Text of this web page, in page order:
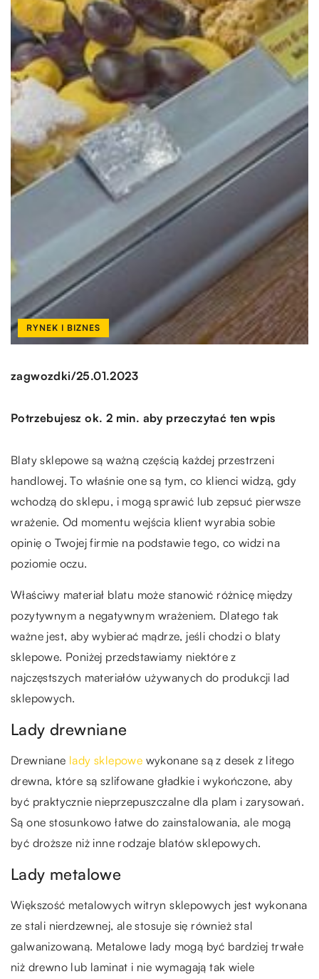
RYNEK I BIZNES
zagwozdki/25.01.2023
Potrzebujesz ok. 2 min. aby przeczytać ten wpis
Blaty sklepowe są ważną częścią każdej przestrzeni
handlowej. To właśnie one są tym, co klienci widzą, gdy
wchodzą do sklepu, i mogą sprawić lub zepsuć pierwsze
wrażenie. Od momentu wejścia klient wyrabia sobie
opinię o Twojej firmie na podstawie tego, co widzi na
poziomie oczu.
Właściwy materiał blatu może stanowić różnicę między
pozytywnym a negatywnym wrażeniem. Dlatego tak
ważne jest, aby wybierać mądrze, jeśli chodzi o blaty
sklepowe. Poniżej przedstawiamy niektóre z
najczęstszych materiałów używanych do produkcji lad
sklepowych.
Lady drewniane
Drewniane lady sklepowe wykonane są z desek z litego
drewna, które są szlifowane gładkie i wykończone, aby
być praktycznie nieprzepuszczalne dla plam i zarysowań.
Są one stosunkowo łatwe do zainstalowania, ale mogą
być droższe niż inne rodzaje blatów sklepowych.
Lady metalowe
Większość metalowych witryn sklepowych jest wykonana
ze stali nierdzewnej, ale stosuje się również stal
galwanizowaną. Metalowe lady mogą być bardziej trwałe
niż drewno lub laminat i nie wymagają tak wiele